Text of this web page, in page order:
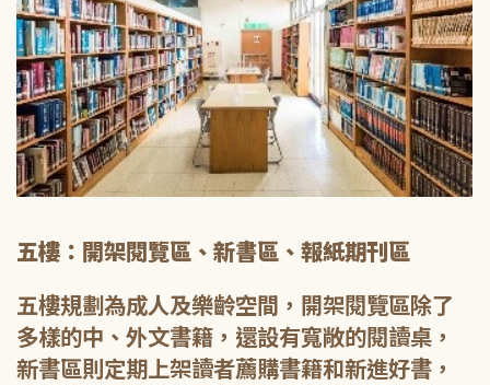
五樓：開架閱覽區、新書區、報紙期刊區
五樓規劃為成人及樂齡空間，開架閱覽區除了
多樣的中、外文書籍，還設有寬敞的閱讀桌，
新書區則定期上架讀者薦購書籍和新進好書，